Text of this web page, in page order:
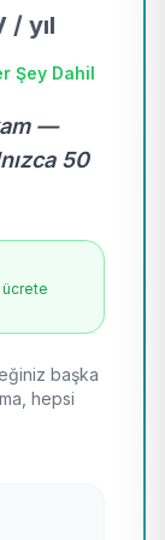
/ yıl
Şey Dahil
—
50
ücrete
başka
hepsi